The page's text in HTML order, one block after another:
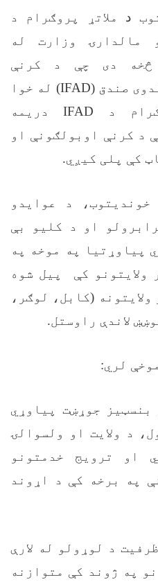
د
ملاتړ پروګرام د
مالدارۍ وزارت له
څخه دی چې د کرنې
صندق (IFAD) له خوا
د IFAD دریمه
د کرنې اوبولګونې او
کې پلی کیږي.
د عوایدو
او د کلیو بې
پیاوړتیا په موخه په
ولایتونو کې پیل شوه
(کابل، لوګر،
لاندې راوستل.
لري:
جوړښت پیاوړي
د ولایت او ولسوالۍ
او ترویج خدمتونو
په برخه کې د اړوند
د لوړولو له لارې
په ژوند کې متوازنه